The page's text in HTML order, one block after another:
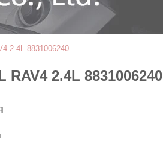
2.4L 8831006240
2.4L 8831006240